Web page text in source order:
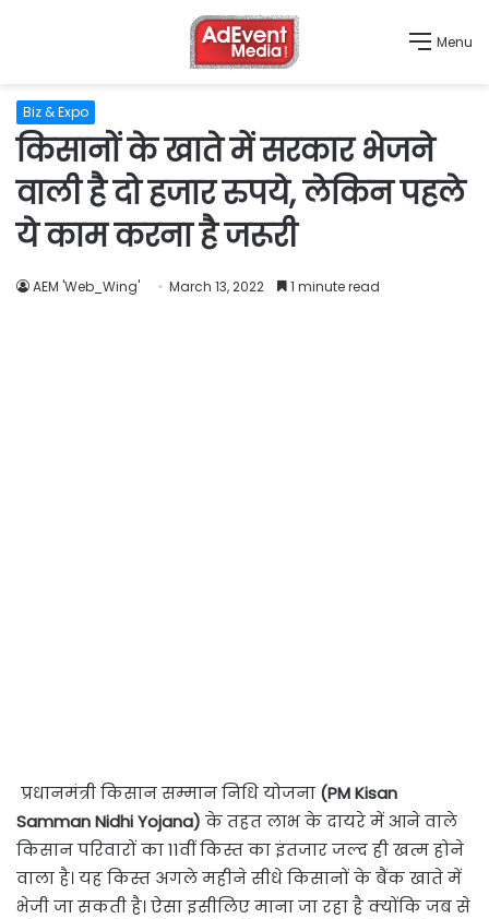
Menu
Biz & Expo
किसानों के खाते में सरकार भेजने
वाली है दो हजार रुपये, लेकिन पहले
ये काम करना है जरूरी
AEM 'Web_Wing' March 13, 2022 1 minute read
प्रधानमंत्री किसान सम्मान निधि योजना (PM Kisan
Samman Nidhi Yojana) के तहत लाभ के दायरे में आने वाले
किसान परिवारों का 11वीं किस्त का इंतजार जल्द ही खत्म होने
वाला है। यह किस्त अगले महीने सीधे किसानों के बैंक खाते में
भेजी जा सकती है। ऐसा इसीलिए माना जा रहा है क्योंकि जब से